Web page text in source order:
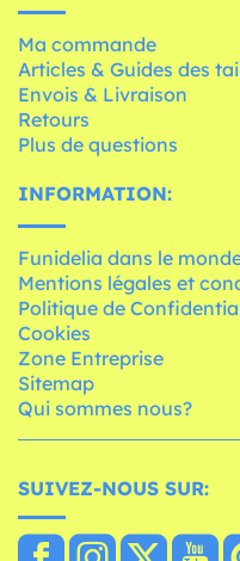
Ma commande
Articles & Guides des
Envois & Livraison
Retours
Plus de questions
INFORMATION:
Funidelia dans le
Mentions légales et
Politique de
Cookies
Zone Entreprise
Sitemap
Qui sommes nous?
SUIVEZ-NOUS SUR: